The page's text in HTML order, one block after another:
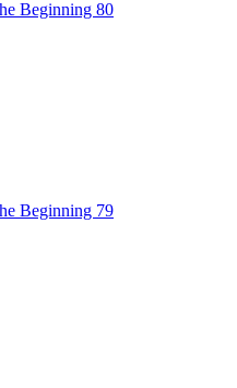
Beginning 80
Beginning 79